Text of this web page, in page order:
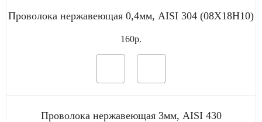
Проволока нержавеющая 0,4мм, AISI 304 (08Х18Н10)
160р.
Проволока нержавеющая 3мм, AISI 430